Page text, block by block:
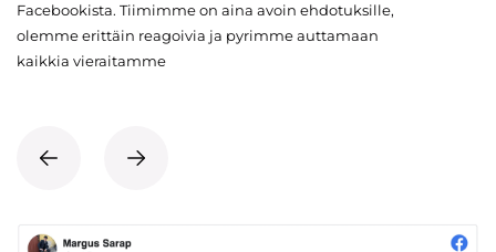
Facebookista. Tiimimme on aina avoin ehdotuksille,
olemme erittäin reagoivia ja pyrimme auttamaan
kaikkia vieraitamme